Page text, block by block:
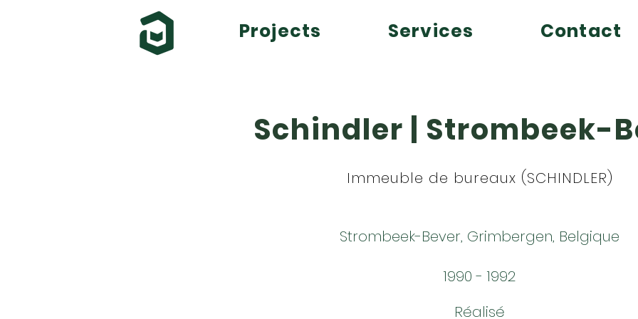
Projects Services Contact
Schindler | Strombeek-
Immeuble de bureaux (SCHINDLER)
Strombeek-Bever, Grimbergen, Belgique
1990 - 1992
Réalisé